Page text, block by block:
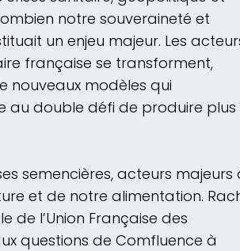
notre souveraineté et
un enjeu majeur. Les
française se transforment,
nouveaux modèles qui
au double défi de produire plus
semencières, acteurs majeurs
et de notre alimentation.
de l’Union Française des
questions de Comfluence à